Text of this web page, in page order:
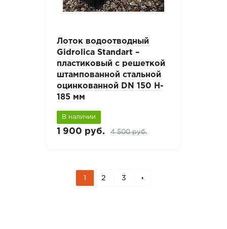
Лоток водоотводный
Gidrolica Standart –
пластиковый с решеткой
штампованной стальной
оцинкованной DN 150 H-
185 мм
В наличии
1 900 руб. 4 500 руб.
1 2 3